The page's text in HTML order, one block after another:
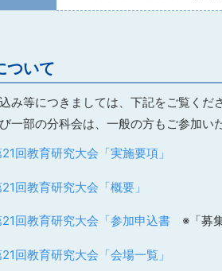
ついて
み等につきましては、下記をご覧くださ
一部の分科会は、一般の方もご参加い
回教育研究大会「実施要項」
回教育研究大会「概要」
回教育研究大会「参加申込書 ※「募
回教育研究大会「会場一覧」